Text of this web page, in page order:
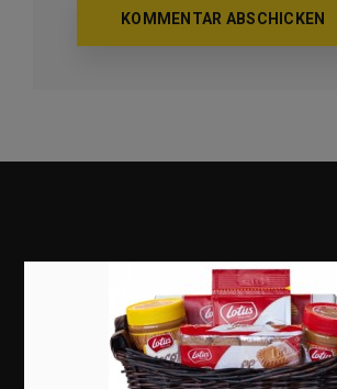
Erfolgsgeschichten